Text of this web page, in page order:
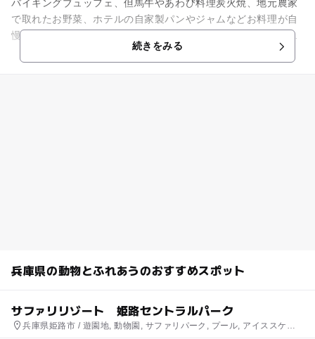
バイキングブュッフェ、但馬牛やあわび料理炭火焼、地元農家
で取れたお野菜、ホテルの自家製パンやジャムなどお料理が自
慢のホテルです。 また、神鍋山より湧き出る源泉100パーセン
続きをみる
兵庫県の動物とふれあうのおすすめスポット
サファリリゾート 姫路セントラルパーク
兵庫県姫路市 / 遊園地, 動物園, サファリパーク, プール, アイススケー